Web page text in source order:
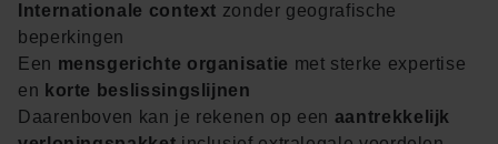
Internationale context zonder geografische
beperkingen
Een mensgerichte organisatie met sterke expertise
en korte beslissingslijnen
Daarenboven kan je rekenen op een aantrekkelijk